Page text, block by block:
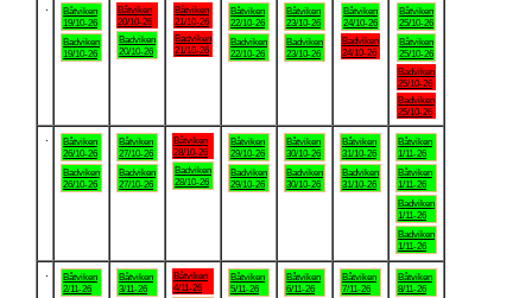
Båtviken
19/10-26
Badviken
19/10-26
Båtviken
20/10-26
Badviken
20/10-26
Båtviken
21/10-26
Badviken
21/10-26
Båtviken
22/10-26
Badviken
22/10-26
Båtviken
23/10-26
Badviken
23/10-26
Båtviken
24/10-26
Badviken
24/10-26
Båtviken
25/10-26
Båtviken
25/10-26
Badviken
25/10-26
Badviken
25/10-26
Båtviken
26/10-26
Badviken
26/10-26
Båtviken
27/10-26
Badviken
27/10-26
Båtviken
28/10-26
Badviken
28/10-26
Båtviken
29/10-26
Badviken
29/10-26
Båtviken
30/10-26
Badviken
30/10-26
Båtviken
31/10-26
Badviken
31/10-26
Båtviken
1/11-26
Båtviken
1/11-26
Badviken
1/11-26
Badviken
1/11-26
Båtviken
2/11-26
Båtviken
3/11-26
Båtviken
4/11-26
Båtviken
5/11-26
Båtviken
6/11-26
Båtviken
7/11-26
Båtviken
8/11-26